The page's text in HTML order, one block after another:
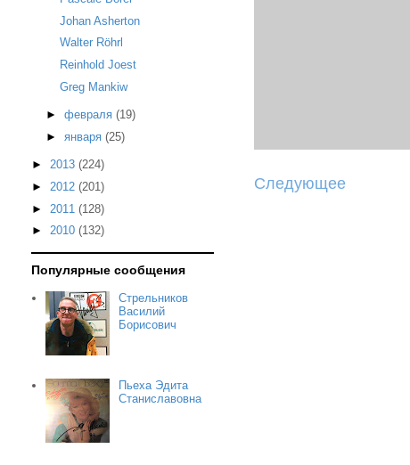
Следующее
Johan Asherton
Walter Röhrl
Reinhold Joest
Greg Mankiw
► февраля (19)
► января (25)
► 2013 (224)
► 2012 (201)
► 2011 (128)
► 2010 (132)
Популярные сообщения
Стрельников
Василий
Борисович
Пьеха Эдита
Станиславовна